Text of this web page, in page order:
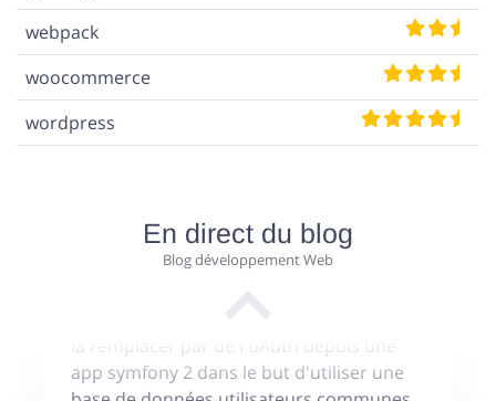
webpack
woocommerce
wordpress
En direct du blog
Blog développement Web
WordPress articles similaires en
relation sans plugin
Afficher les articles en relation (similaires)
en se basant sur les post tags et les
WordPress oAuth vers une
la remplacer par de l'oAuth depuis une
app symfony 2 dans le but d'utiliser une